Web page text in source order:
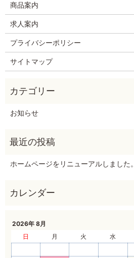
商品案内
求人案内
プライバシーポリシー
サイトマップ
お知らせ
ホームページをリニューアルしました。
2026年 8月
日
月 火 水